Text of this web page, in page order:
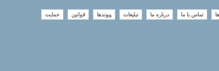
تماس با ما درباره ما تبلیغات پیوندها قوانین حمایت